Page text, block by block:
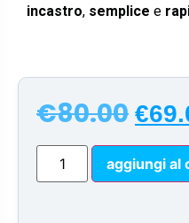
incastro, semplice e
€80.00 €
aggiungi al